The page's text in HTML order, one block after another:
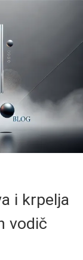
i krpelja
vodič